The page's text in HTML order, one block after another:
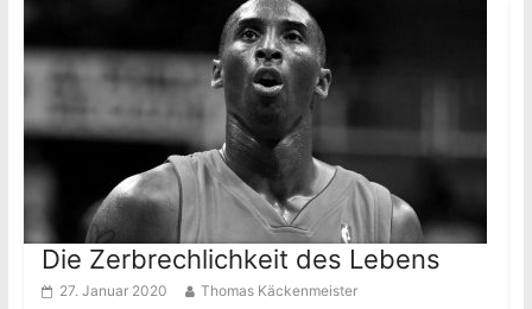
Die Zerbrechlichkeit des Lebens
27. Januar 2020 Thomas Käckenmeister